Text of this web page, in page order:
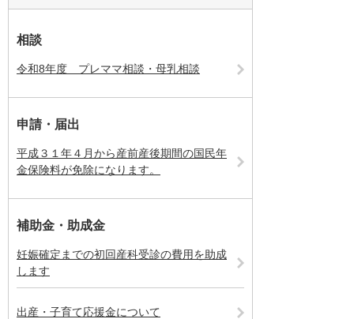
相談
令和8年度 プレママ相談・母乳相談
申請・届出
平成３１年４月から産前産後期間の国民年
金保険料が免除になります。
補助金・助成金
妊娠確定までの初回産科受診の費用を助成
します
出産・子育て応援金について